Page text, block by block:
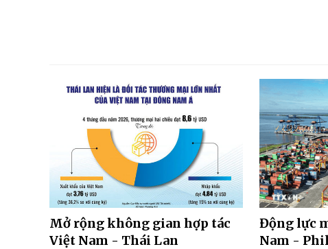
Mở rộng không gian hợp tác
Việt Nam - Thái Lan
Động lực
Nam -